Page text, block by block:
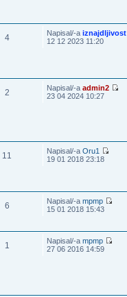
4 Napisal/-aiznajdljivost
12 12 2023 11:20
2 Napisal/-aadmin2
23 04 2024 10:27
11 Napisal/-aOru1
19 01 2018 23:18
6 Napisal/-ampmp
15 01 2018 15:43
1 Napisal/-ampmp
27 06 2016 14:59